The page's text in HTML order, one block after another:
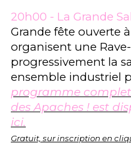
20h00 - La Grande
Grande fête ouverte
organisent une
progressivement la
ensemble industriel
programme
des Apaches ! est
ici.
Gratuit, sur inscription en